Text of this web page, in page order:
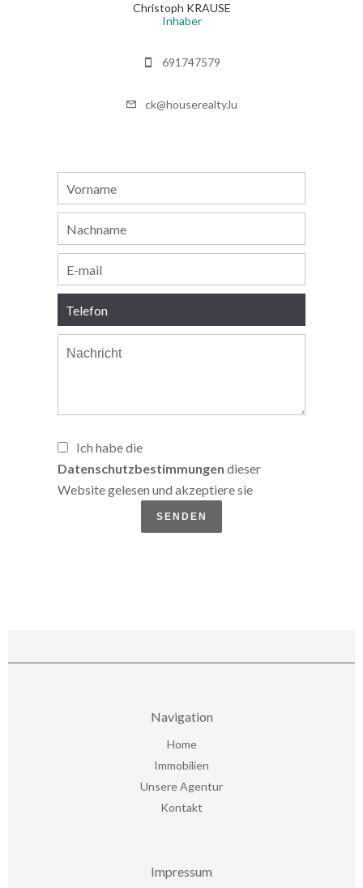
Christoph KRAUSE
Inhaber
691747579
ck@houserealty.lu
Ich habe die
Datenschutzbestimmungen dieser
Website gelesen und akzeptiere sie
SENDEN
Navigation
Home
Immobilien
Unsere Agentur
Kontakt
Impressum